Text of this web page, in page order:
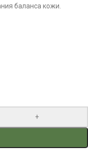
баланса кожи.
+